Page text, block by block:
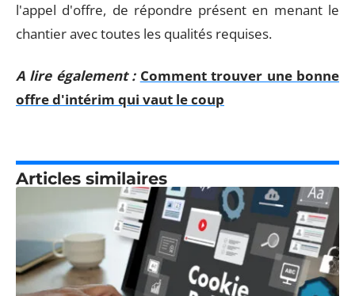
l'appel d'offre, de répondre présent en menant le
chantier avec toutes les qualités requises.
A lire également : Comment trouver une bonne
offre d'intérim qui vaut le coup
Articles similaires